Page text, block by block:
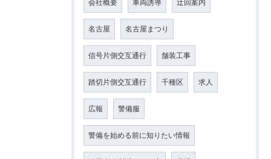
会社概要 車両誘導 迂回案内
名古屋 名古屋まつり
信号片側交互通行 舗装工事
踏切片側交互通行 千種区 求人
広報 警備服
警備を始める前に知りたい情報